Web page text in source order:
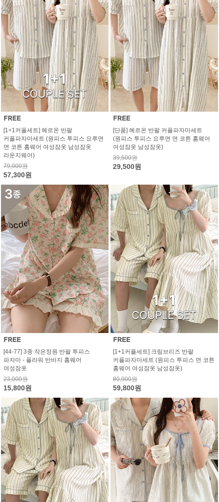
[1+1커플세트] 헤르온 반팔
커플파자마세트 (원피스 투피스 요루면
면 코튼 홈웨어 여성잠옷 남성잠옷
라운지웨어)
79,000원
57,300원
[단품] 헤르온 반팔 커플파자마세트
(원피스 투피스 요루면 면 코튼 홈웨어
여성잠옷 남성잠옷)
39,500원
29,500원
[44-77] 3종 작은정원 반팔 투피스
파자마 - 플라워 반바지 홈웨어
여성잠옷
23,000원
15,800원
[1+1커플세트] 크림브리즈 반팔
커플파자마세트 (원피스 투피스 면 코튼
홈웨어 여성잠옷 남성잠옷)
80,000원
59,800원